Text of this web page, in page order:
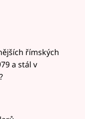
římských
a stál v